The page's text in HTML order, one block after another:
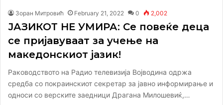
Зоран Митровић February 21, 2022 0 2,002
ЈАЗИКОТ НЕ УМИРА: Се повеќе деца
се пријавуваат за учење на
македонскиот јазик!
Раководството на Радио телевизија Војводина одржа
средба со покраинскиот секретар за јавно информирање и
односи со верските заедници Драгана Милошевиќ,…